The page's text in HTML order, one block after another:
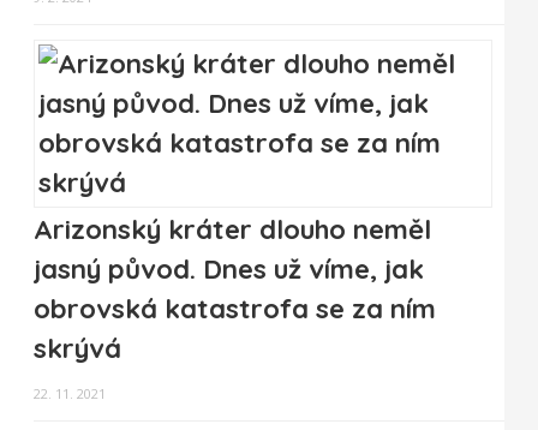
Arizonský kráter dlouho neměl
jasný původ. Dnes už víme, jak
obrovská katastrofa se za ním
skrývá
22. 11. 2021